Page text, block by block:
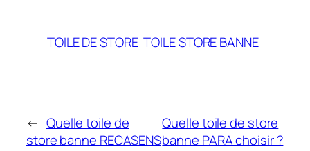
TOILE DE STORE TOILE STORE BANNE
← Quelle toile de
store banne RECASENS
Quelle toile de store
banne PARA choisir ?